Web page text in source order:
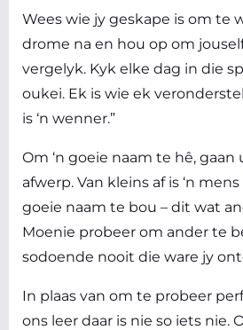
Wees wie jy geskape is om te
drome na en hou op om
vergelyk. Kyk elke dag in die
oukei. Ek is wie ek
is ‘n wenner.”
Om ‘n goeie naam te hê,
afwerp. Van kleins af is ‘n
goeie naam te bou – dit wat
Moenie probeer om ander te
sodoende nooit die ware jy
In plaas van om te probeer
ons leer daar is nie so iets nie.